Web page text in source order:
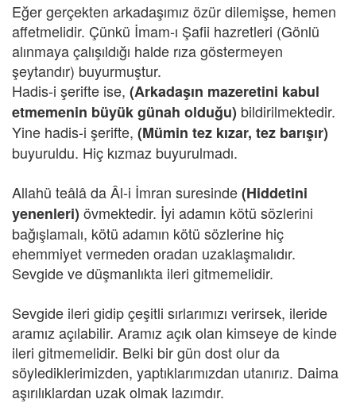
Eğer gerçekten arkadaşımız özür dilemişse, hemen
affetmelidir. Çünkü İmam-ı Şafii hazretleri (Gönlü
alınmaya çalışıldığı halde rıza göstermeyen
şeytandır) buyurmuştur.
Hadis-i şerifte ise, (Arkadaşın mazeretini kabul
etmemenin büyük günah olduğu) bildirilmektedir.
Yine hadis-i şerifte, (Mümin tez kızar, tez barışır)
buyuruldu. Hiç kızmaz buyurulmadı.
Allahü teâlâ da Âl-i İmran suresinde(Hiddetini
yenenleri) övmektedir. İyi adamın kötü sözlerini
bağışlamalı, kötü adamın kötü sözlerine hiç
ehemmiyet vermeden oradan uzaklaşmalıdır.
Sevgide ve düşmanlıkta ileri gitmemelidir.
Sevgide ileri gidip çeşitli sırlarımızı verirsek, ileride
aramız açılabilir. Aramız açık olan kimseye de kinde
ileri gitmemelidir. Belki bir gün dost olur da
söylediklerimizden, yaptıklarımızdan utanırız. Daima
aşırılıklardan uzak olmak lazımdır.